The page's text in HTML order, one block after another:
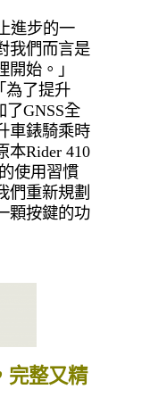
進步的一
我們而言是
始。」
為了提升
了GNSS全
車錶騎乘時
本Rider 410
使用習慣
們重新規劃
顆按鍵的功
完整又精